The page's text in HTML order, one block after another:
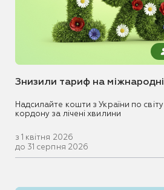
Знизили тариф на
Надсилайте кошти з України по
кордону за лічені хвилини
з 1 квітня 2026
до 31 серпня 2026